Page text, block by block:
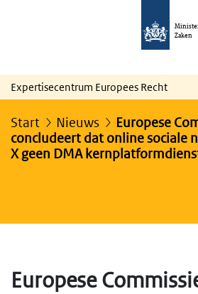
Zaken
Expertisecentrum Europees Recht
Start Nieuws
Europese
concludeert dat online sociale
X geen DMA
Europese